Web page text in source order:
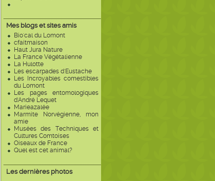
Mes blogs et sites amis
Bio'cal du Lomont
cfaitmaison
Haut Jura Nature
La France Végétalienne
La Hulotte
Les escarpades d'Eustache
Les Incroyables comestibles
du Lomont
Les pages entomologiques
d'André Lequet
Marieazalée
Marmite Norvégienne, mon
amie
Musées des Techniques et
Cultures Comtoises
Oiseaux de France
Quel est cet animal?
Les dernières photos